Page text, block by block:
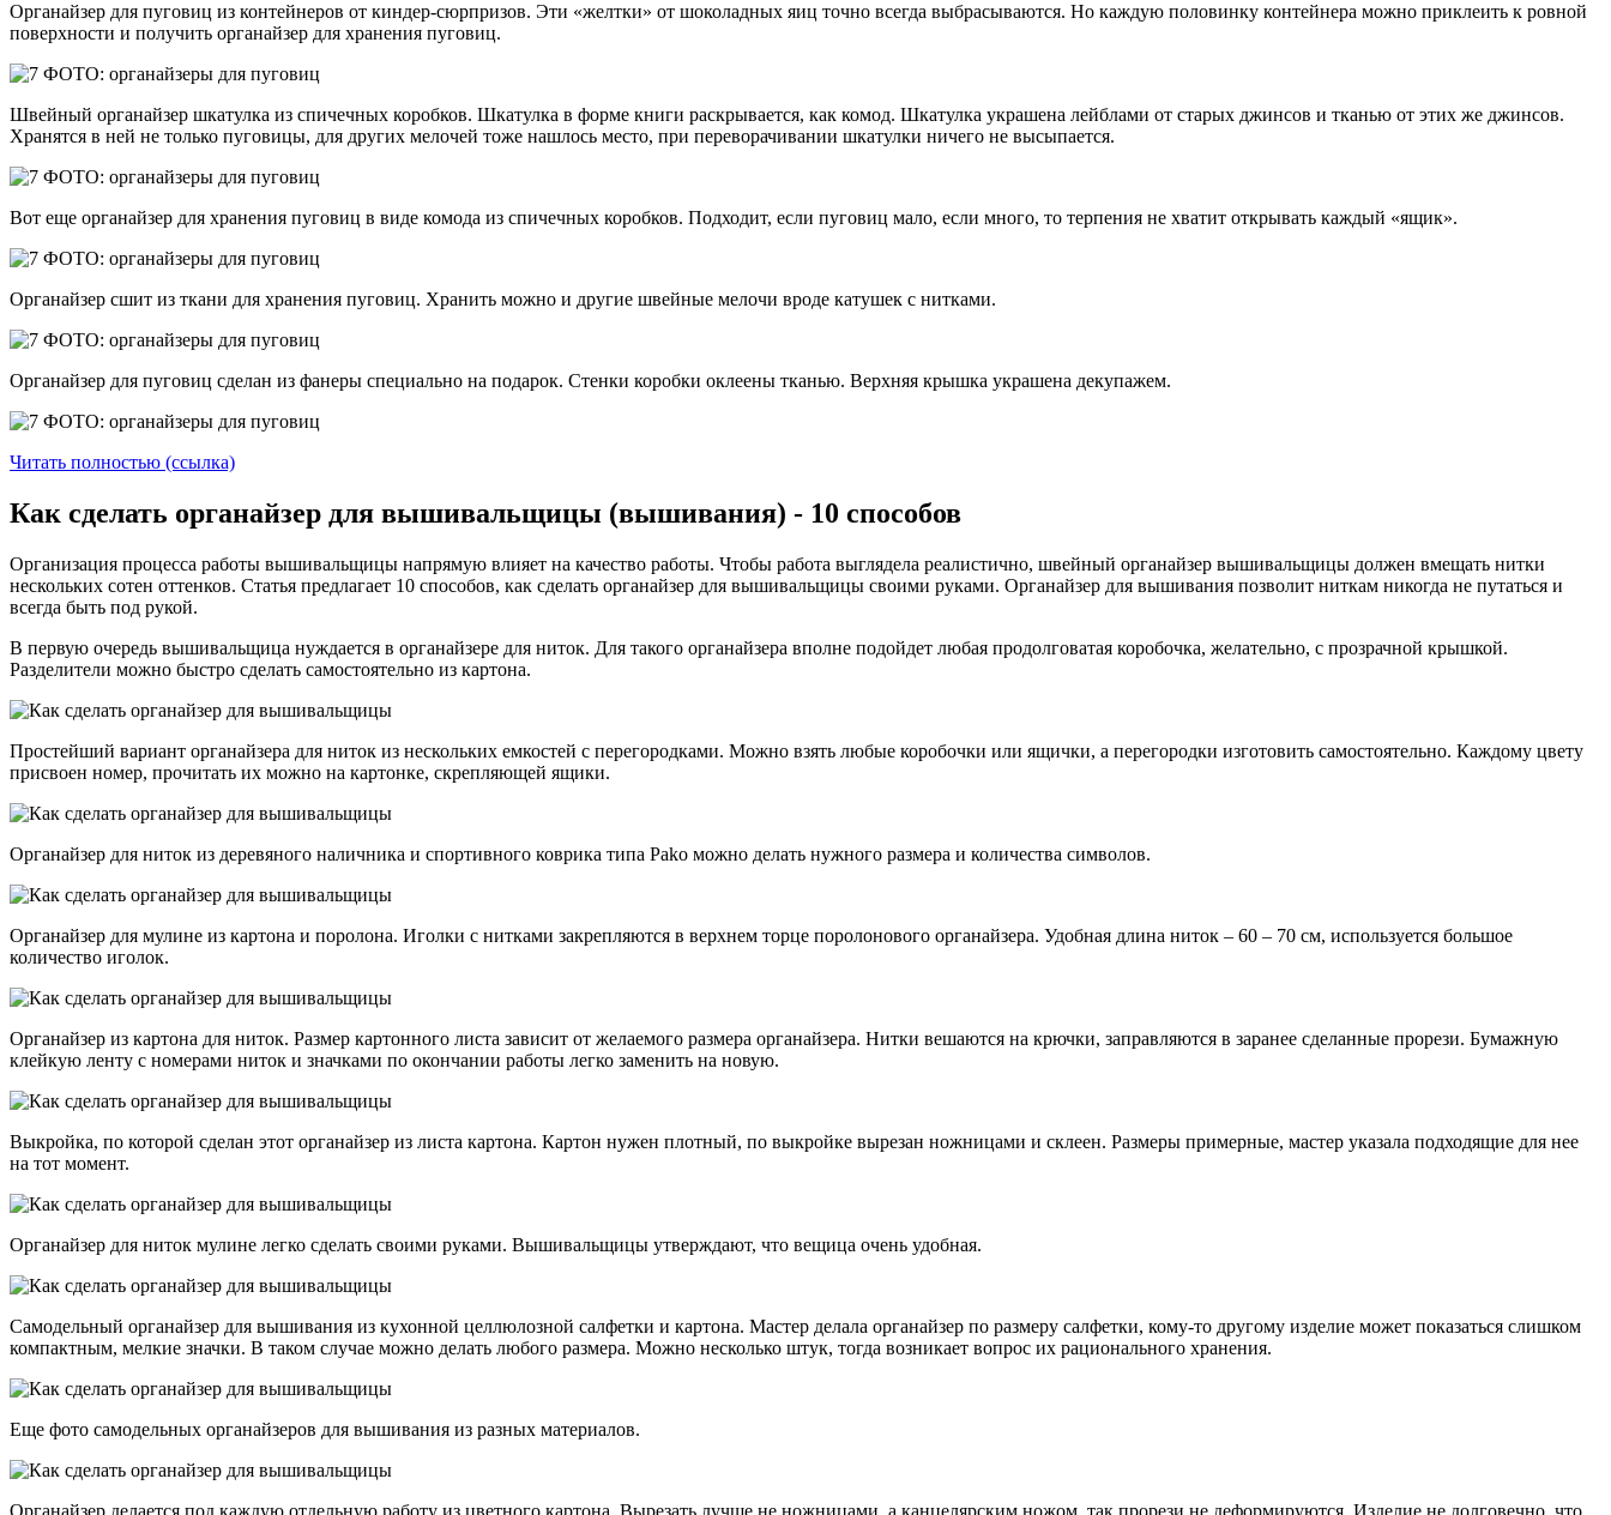
Органайзер для пуговиц из контейнеров от киндер-сюрпризов. Эти «желтки» от шоколадных яиц точно всегда выбрасываются. Но каждую половинку контейнера можно приклеить к ровной
поверхности и получить органайзер для хранения пуговиц.
Швейный органайзер шкатулка из спичечных коробков. Шкатулка в форме книги раскрывается, как комод. Шкатулка украшена лейблами от старых джинсов и тканью от этих же джинсов.
Хранятся в ней не только пуговицы, для других мелочей тоже нашлось место, при переворачивании шкатулки ничего не высыпается.
Вот еще органайзер для хранения пуговиц в виде комода из спичечных коробков. Подходит, если пуговиц мало, если много, то терпения не хватит открывать каждый «ящик».
Органайзер сшит из ткани для хранения пуговиц. Хранить можно и другие швейные мелочи вроде катушек с нитками.
Органайзер для пуговиц сделан из фанеры специально на подарок. Стенки коробки оклеены тканью. Верхняя крышка украшена декупажем.
Читать полностью (ссылка)
Как сделать органайзер для вышивальщицы (вышивания) - 10 способов
Организация процесса работы вышивальщицы напрямую влияет на качество работы. Чтобы работа выглядела реалистично, швейный органайзер вышивальщицы должен вмещать нитки
нескольких сотен оттенков. Статья предлагает 10 способов, как сделать органайзер для вышивальщицы своими руками. Органайзер для вышивания позволит ниткам никогда не путаться и
всегда быть под рукой.
В первую очередь вышивальщица нуждается в органайзере для ниток. Для такого органайзера вполне подойдет любая продолговатая коробочка, желательно, с прозрачной крышкой.
Разделители можно быстро сделать самостоятельно из картона.
Простейший вариант органайзера для ниток из нескольких емкостей с перегородками. Можно взять любые коробочки или ящички, а перегородки изготовить самостоятельно. Каждому цвету
присвоен номер, прочитать их можно на картонке, скрепляющей ящики.
Органайзер для ниток из деревяного наличника и спортивного коврика типа Pako можно делать нужного размера и количества символов.
Органайзер для мулине из картона и поролона. Иголки с нитками закрепляются в верхнем торце поролонового органайзера. Удобная длина ниток – 60 – 70 см, используется большое
количество иголок.
Органайзер из картона для ниток. Размер картонного листа зависит от желаемого размера органайзера. Нитки вешаются на крючки, заправляются в заранее сделанные прорези. Бумажную
клейкую ленту с номерами ниток и значками по окончании работы легко заменить на новую.
Выкройка, по которой сделан этот органайзер из листа картона. Картон нужен плотный, по выкройке вырезан ножницами и склеен. Размеры примерные, мастер указала подходящие для нее
на тот момент.
Органайзер для ниток мулине легко сделать своими руками. Вышивальщицы утверждают, что вещица очень удобная.
Самодельный органайзер для вышивания из кухонной целлюлозной салфетки и картона. Мастер делала органайзер по размеру салфетки, кому-то другому изделие может показаться слишком
компактным, мелкие значки. В таком случае можно делать любого размера. Можно несколько штук, тогда возникает вопрос их рационального хранения.
Еще фото самодельных органайзеров для вышивания из разных материалов.
Органайзер делается под каждую отдельную работу из цветного картона. Вырезать лучше не ножницами, а канцелярским ножом, так прорези не деформируются. Изделие не долговечно, что